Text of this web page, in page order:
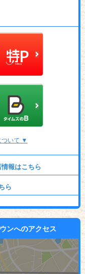
ついて ▼
報はこちら
ら
ンへのアクセス